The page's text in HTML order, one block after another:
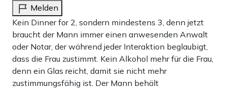
Melden
Kein Dinner for 2, sondern mindestens 3, denn jetzt
braucht der Mann immer einen anwesenden Anwalt
oder Notar, der während jeder Interaktion beglaubigt,
dass die Frau zustimmt. Kein Alkohol mehr für die Frau,
denn ein Glas reicht, damit sie nicht mehr
zustimmungsfähig ist. Der Mann behält